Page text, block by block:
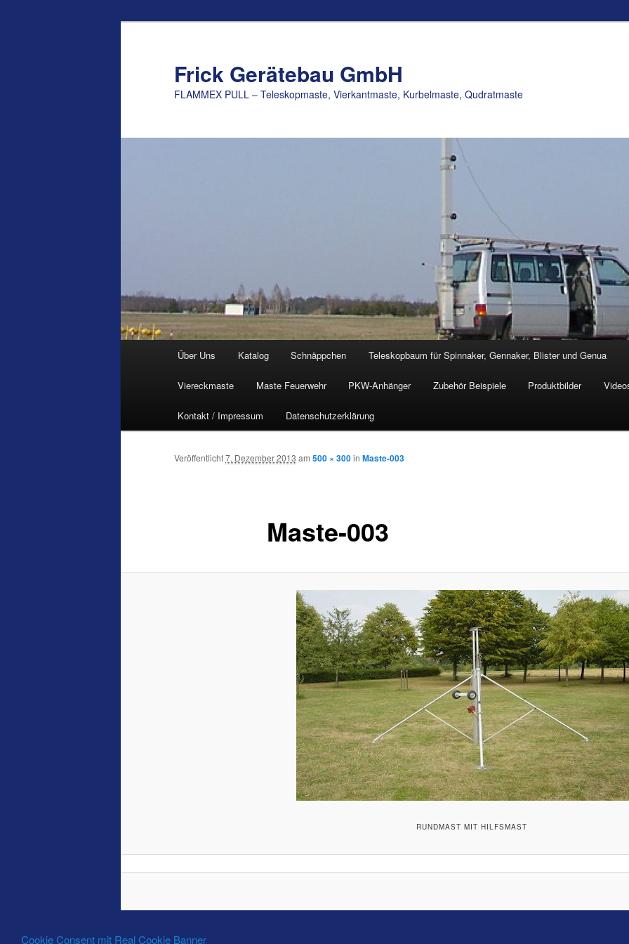
Frick Gerätebau GmbH
FLAMMEX PULL – Teleskopmaste, Vierkantmaste, Kurbelmaste, Qudratmaste
Über Uns Katalog Schnäppchen Teleskopbaum für Spinnaker, Gennaker, Blister und Genua
Viereckmaste Maste Feuerwehr PKW-Anhänger Zubehör Beispiele Produktbilder
Kontakt / Impressum Datenschutzerklärung
Maste-003
Veröffentlicht7. Dezember 2013 am 500 × 300in Maste-003
RUNDMAST MIT HILFSMAST
Cookie Consent mit Real Cookie Banner